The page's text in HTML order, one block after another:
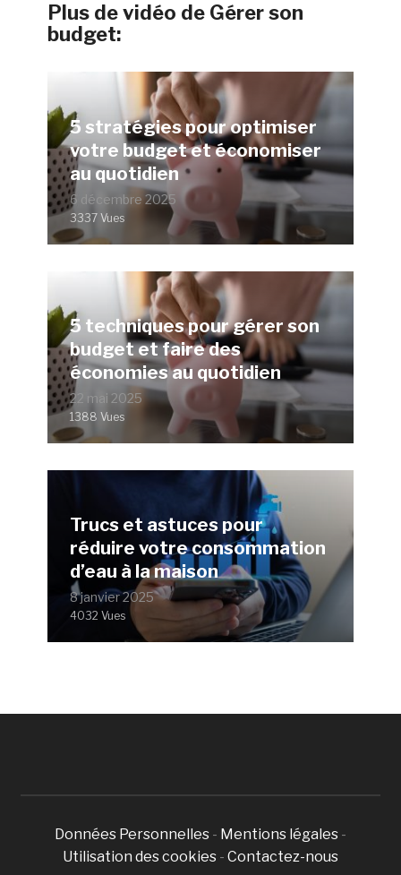
Plus de vidéo de Gérer son
budget:
5 stratégies pour optimiser
votre budget et économiser
au quotidien
6 décembre 2025
3337 Vues
5 techniques pour gérer son
budget et faire des
économies au quotidien
22 mai 2025
1388 Vues
Trucs et astuces pour
réduire votre consommation
d’eau à la maison
8 janvier 2025
4032 Vues
Données Personnelles - Mentions légales -
Utilisation des cookies - Contactez-nous